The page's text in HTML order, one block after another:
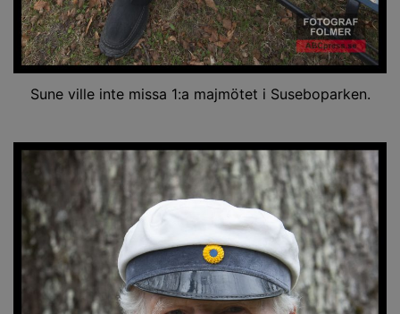
Sune ville inte missa 1:a majmötet i Suseboparken.